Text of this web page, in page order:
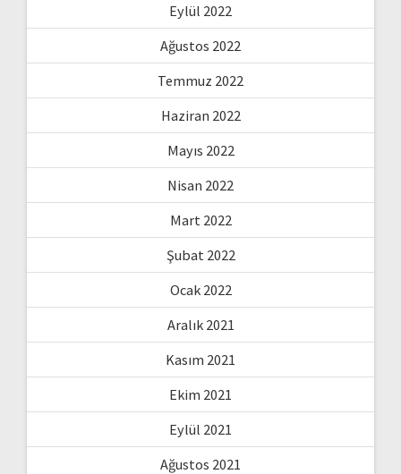
Eylül 2022
Ağustos 2022
Temmuz 2022
Haziran 2022
Mayıs 2022
Nisan 2022
Mart 2022
Şubat 2022
Ocak 2022
Aralık 2021
Kasım 2021
Ekim 2021
Eylül 2021
Ağustos 2021